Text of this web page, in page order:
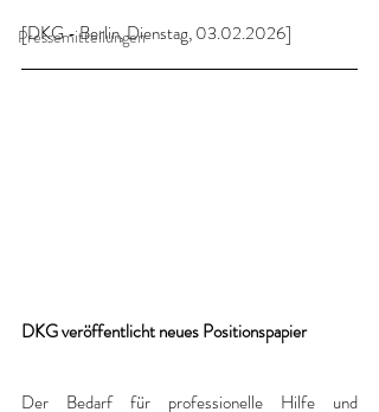
Pressemitteilungen
[DKG - Berlin, Dienstag, 03.02.2026]
DKG veröffentlicht neues Positionspapier
Der Bedarf für professionelle Hilfe und